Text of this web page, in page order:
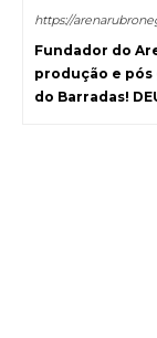
https://
Fundador do
produção e
do Barradas!